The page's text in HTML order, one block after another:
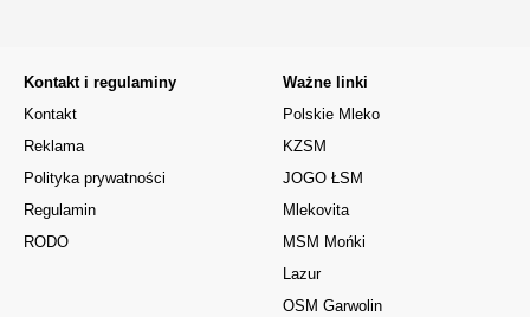
Kontakt i regulaminy
Kontakt
Reklama
Polityka prywatności
Regulamin
RODO
Ważne linki
Polskie Mleko
KZSM
JOGO ŁSM
Mlekovita
MSM Mońki
Lazur
OSM Garwolin